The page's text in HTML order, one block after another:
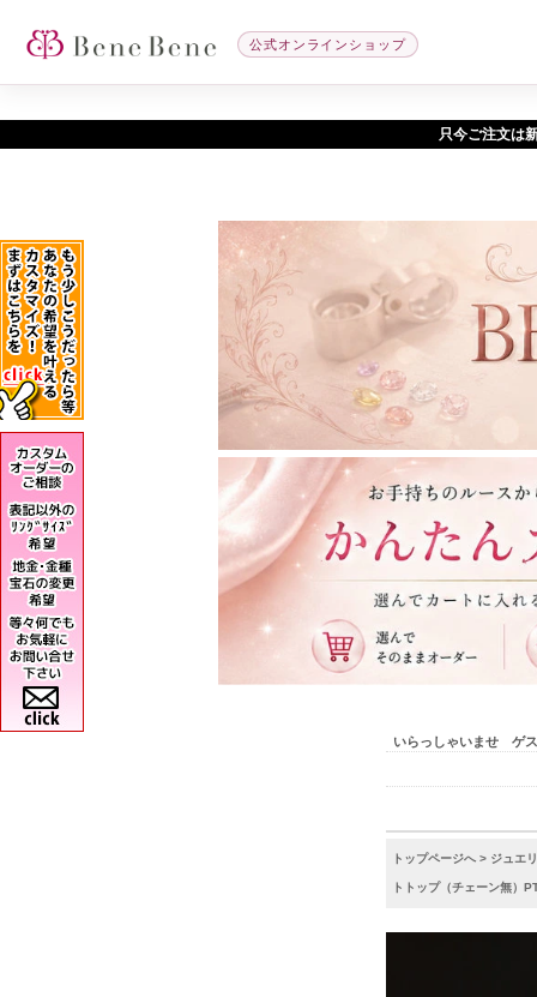
只今ご注文は
公式オンラインショップ
いらっしゃいませ ゲ
トップページへ > ジュエ
トトップ（チェーン無）